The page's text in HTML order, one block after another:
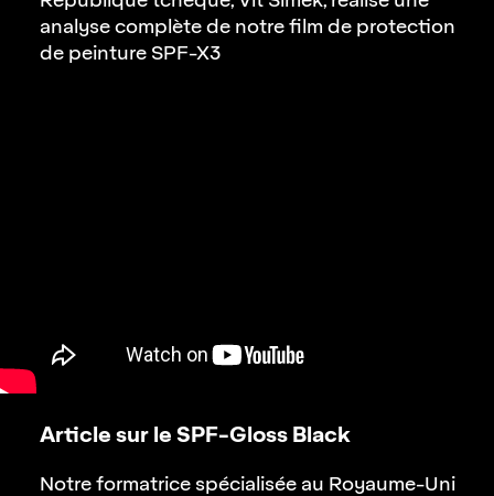
analyse complète de notre film de protection
de peinture SPF-X3
Article sur le SPF-Gloss Black
Notre formatrice spécialisée au Royaume-Uni